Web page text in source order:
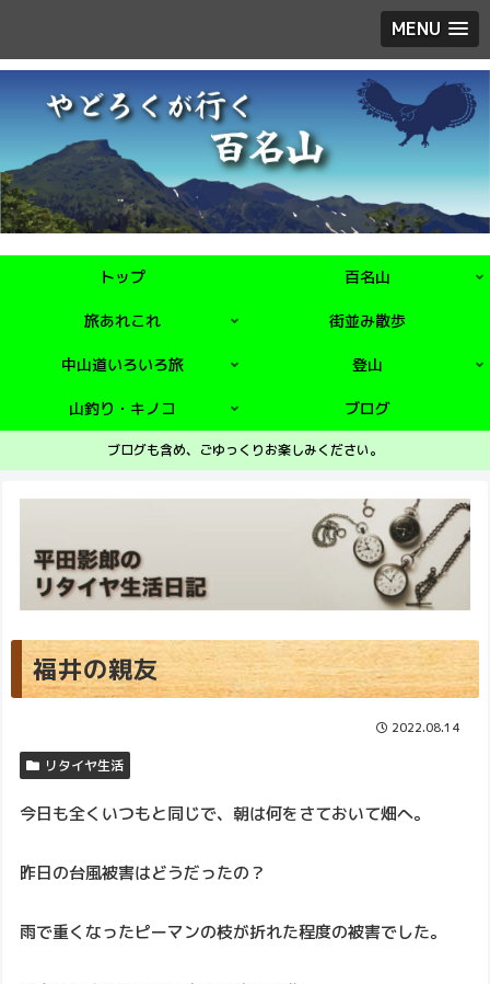
MENU
トップ 百名山
旅あれこれ 街並み散歩
中山道いろいろ旅 登山
山釣り・キノコ ブログ
ブログも含め、ごゆっくりお楽しみください。
福井の親友
2022.08.14
リタイヤ生活
今日も全くいつもと同じで、朝は何をさておいて畑へ。
昨日の台風被害はどうだったの？
雨で重くなったピーマンの枝が折れた程度の被害でした。